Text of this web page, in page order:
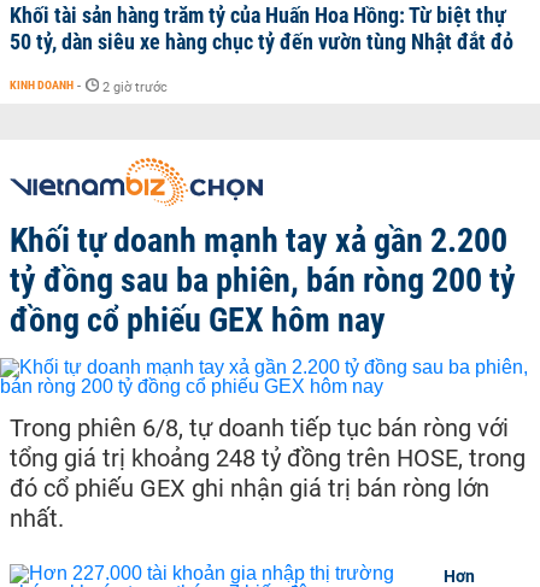
Khối tài sản hàng trăm tỷ của Huấn Hoa Hồng: Từ biệt thự
50 tỷ, dàn siêu xe hàng chục tỷ đến vườn tùng Nhật đắt đỏ
KINH DOANH - 2 giờ trước
Khối tự doanh mạnh tay xả gần 2.200
tỷ đồng sau ba phiên, bán ròng 200 tỷ
đồng cổ phiếu GEX hôm nay
Trong phiên 6/8, tự doanh tiếp tục bán ròng với
tổng giá trị khoảng 248 tỷ đồng trên HOSE, trong
đó cổ phiếu GEX ghi nhận giá trị bán ròng lớn
nhất.
Hơn